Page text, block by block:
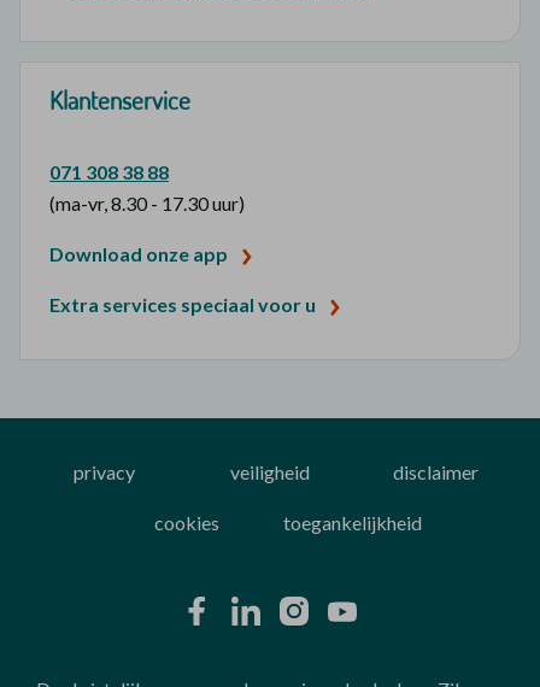
Klantenservice
071 308 38 88
(ma-vr, 8.30 - 17.30 uur)
Download onze app
Extra services speciaal voor u
privacy veiligheid disclaimer
cookies toegankelijkheid